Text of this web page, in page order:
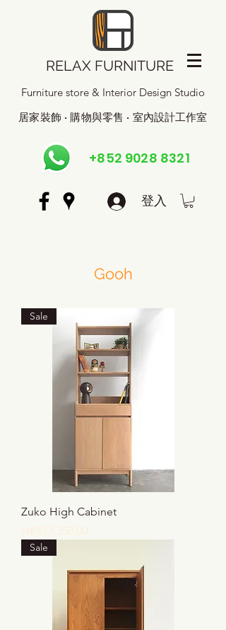
RELAX FURNITURE
Furniture store & Interior Design Studio
居家裝飾 · 購物與零售 · 室內設計工作室
+852 9028 8321
登入
Gooh
Sale
Zuko High Cabinet
價格
HK$13,350.00
Sale